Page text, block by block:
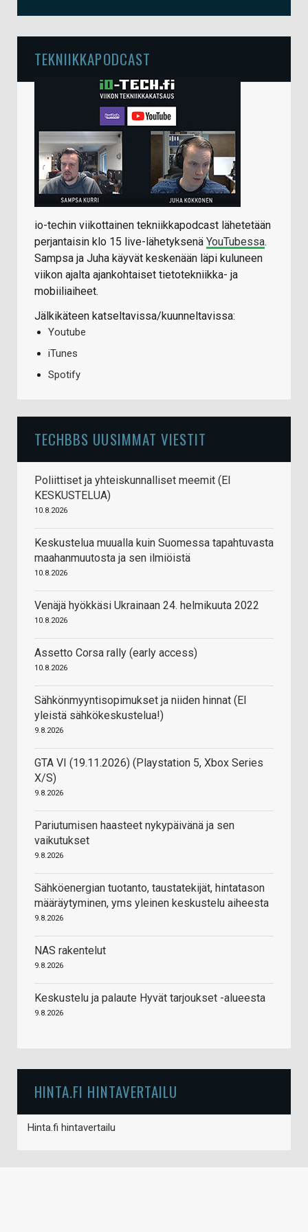
TEKNIIKKAPODCAST
io-techin viikottainen tekniikkapodcast lähetetään
perjantaisin klo 15 live-lähetyksenä YouTubessa.
Sampsa ja Juha käyvät keskenään läpi kuluneen
viikon ajalta ajankohtaiset tietotekniikka- ja
mobiiliaiheet.
Jälkikäteen katseltavissa/kuunneltavissa:
Youtube
iTunes
Spotify
TECHBBS UUSIMMAT VIESTIT
Poliittiset ja yhteiskunnalliset meemit (EI
KESKUSTELUA)
10.8.2026
Keskustelua muualla kuin Suomessa tapahtuvasta
maahanmuutosta ja sen ilmiöistä
10.8.2026
Venäjä hyökkäsi Ukrainaan 24. helmikuuta 2022
10.8.2026
Assetto Corsa rally (early access)
10.8.2026
Sähkönmyyntisopimukset ja niiden hinnat (EI
yleistä sähkökeskustelua!)
9.8.2026
GTA VI (19.11.2026) (Playstation 5, Xbox Series
X/S)
9.8.2026
Pariutumisen haasteet nykypäivänä ja sen
vaikutukset
9.8.2026
Sähköenergian tuotanto, taustatekijät, hintatason
määräytyminen, yms yleinen keskustelu aiheesta
9.8.2026
NAS rakentelut
9.8.2026
Keskustelu ja palaute Hyvät tarjoukset -alueesta
9.8.2026
HINTA.FI HINTAVERTAILU
Hinta.fi hintavertailu